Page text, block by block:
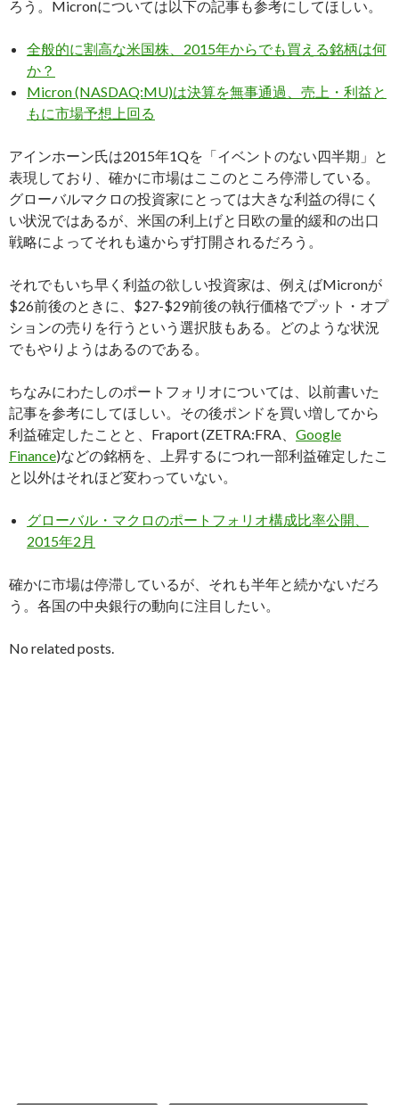
ろう。Micronについては以下の記事も参考にしてほしい。
全般的に割高な米国株、2015年からでも買える銘柄は何
か？
Micron (NASDAQ:MU)は決算を無事通過、売上・利益と
もに市場予想上回る
アインホーン氏は2015年1Qを「イベントのない四半期」と
表現しており、確かに市場はここのところ停滞している。
グローバルマクロの投資家にとっては大きな利益の得にく
い状況ではあるが、米国の利上げと日欧の量的緩和の出口
戦略によってそれも遠からず打開されるだろう。
それでもいち早く利益の欲しい投資家は、例えばMicronが
$26前後のときに、$27-$29前後の執行価格でプット・オプ
ションの売りを行うという選択肢もある。どのような状況
でもやりようはあるのである。
ちなみにわたしのポートフォリオについては、以前書いた
記事を参考にしてほしい。その後ポンドを買い増してから
利益確定したことと、Fraport (ZETRA:FRA、 Google
Finance)などの銘柄を、上昇するにつれ一部利益確定したこ
と以外はそれほど変わっていない。
グローバル・マクロのポートフォリオ構成比率公開、
2015年2月
確かに市場は停滞しているが、それも半年と続かないだろ
う。各国の中央銀行の動向に注目したい。
No related posts.